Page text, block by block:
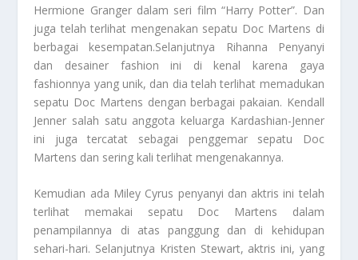
Hermione Granger dalam seri film “Harry Potter”. Dan
juga telah terlihat mengenakan sepatu Doc Martens di
berbagai kesempatan.Selanjutnya Rihanna Penyanyi
dan desainer fashion ini di kenal karena gaya
fashionnya yang unik, dan dia telah terlihat memadukan
sepatu Doc Martens dengan berbagai pakaian. Kendall
Jenner salah satu anggota keluarga Kardashian-Jenner
ini juga tercatat sebagai penggemar sepatu Doc
Martens dan sering kali terlihat mengenakannya.
Kemudian ada Miley Cyrus penyanyi dan aktris ini telah
terlihat memakai sepatu Doc Martens dalam
penampilannya di atas panggung dan di kehidupan
sehari-hari. Selanjutnya Kristen Stewart, aktris ini, yang